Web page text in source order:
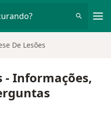
De Lesões
- Informações,